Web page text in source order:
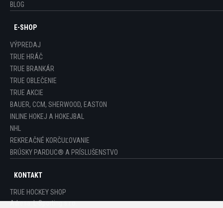
BLOG
E-SHOP
VÝPREDAJ
TRUE HRÁČ
TRUE BRANKÁR
TRUE OBLEČENIE
TRUE AKCIE
BAUER, CCM, SHERWOOD, EASTON
INLINE HOKEJ A HOKEJBAL
NHL
REKREAČNÉ KORČUĽOVANIE
BRÚSKY PARDUC® A PRÍSLUŠENSTVO
KONTAKT
TRUE HOCKEY SHOP
Adresa:L-Sporting s.r.o.